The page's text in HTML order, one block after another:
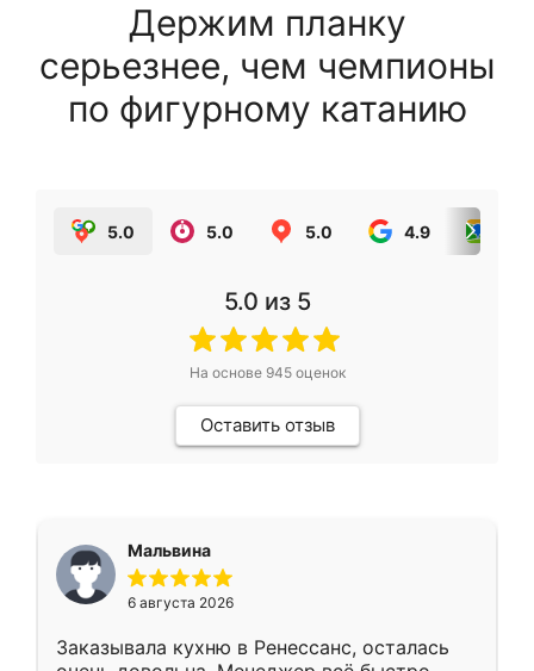
Держим планку
серьезнее, чем чемпионы
по фигурному катанию
5.0 5.0 5.0 4.9
5.0 из 5
На основе 945оценок
Оставить отзыв
Мальвина
6 августа 2026
Заказывала кухню в Ренессанс, осталась